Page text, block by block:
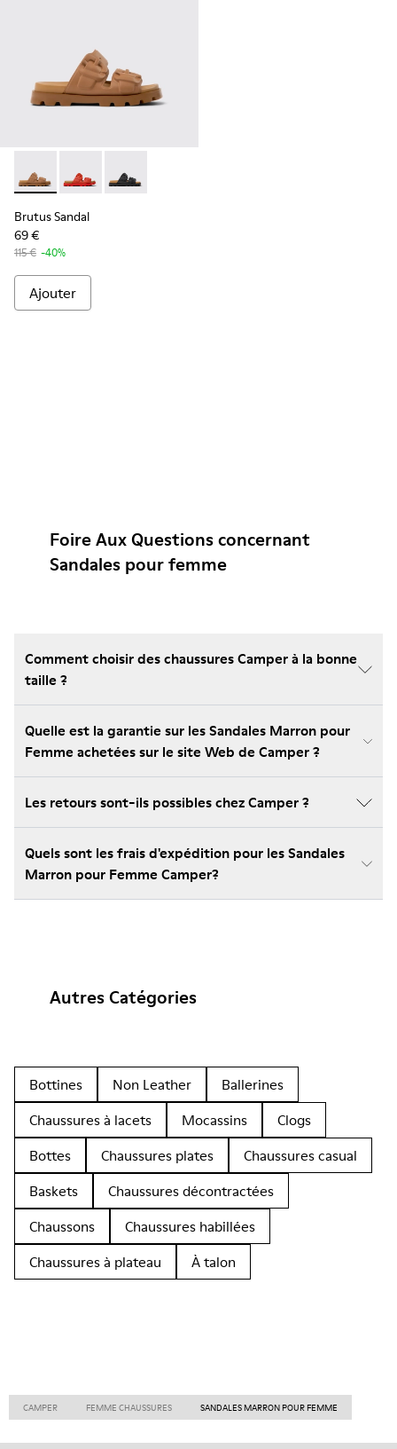
Brutus Sandal - K201792-002 - Sandales en EVA marron
Brutus Sandal - K201792-003
Brutus Sandal - K201792-001
Brutus Sandal
69 €
115 € -40%
Ajouter
Foire Aux Questions concernant
Sandales pour femme
Comment choisir des chaussures Camper à la bonne
taille ?
Quelle est la garantie sur les Sandales Marron pour
Femme achetées sur le site Web de Camper ?
Les retours sont-ils possibles chez Camper ?
Quels sont les frais d'expédition pour les Sandales
Marron pour Femme Camper?
Autres Catégories
Bottines Non Leather
Ballerines
Chaussures à lacets
Mocassins
Clogs
Bottes
Chaussures plates
Chaussures casual
Baskets
Chaussures décontractées
Chaussons
Chaussures habillées
Chaussures à plateau
À talon
CAMPER FEMME CHAUSSURES SANDALES MARRON POUR FEMME